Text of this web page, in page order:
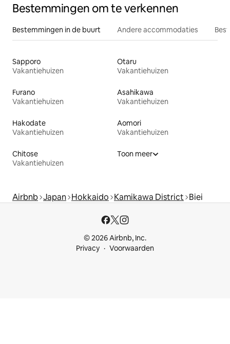
Bestemmingen om te verkennen
Bestemmingen in de buurt Andere accommodaties
Sapporo
Vakantiehuizen
Otaru
Vakantiehuizen
Furano
Vakantiehuizen
Asahikawa
Vakantiehuizen
Hakodate
Vakantiehuizen
Aomori
Vakantiehuizen
Chitose
Vakantiehuizen
Toon meer
Airbnb Japan Hokkaido Kamikawa District Biei
© 2026 Airbnb, Inc.
Privacy
Voorwaarden